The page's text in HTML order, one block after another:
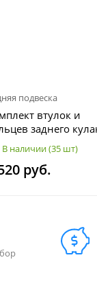
подвеска
втулок и
заднего
500A-2A, X5, X6, X8
060004 9010-
В наличии(35 шт)
руб.